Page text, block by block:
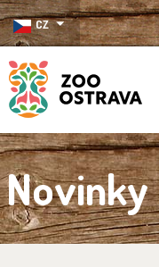
CZ
ZOO Ostrava
Novinky